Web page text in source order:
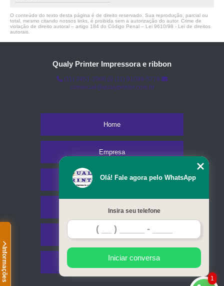
Informações
O conteúdo do texto desta página é de direito reservado. Sua reprodução, parcial ou
total, mesmo citando nossos links, é proibida sem a autorização do autor. Crime de
violação de direito autoral – artigo 184 do Código Penal – Lei 9610/98 - Lei de direitos
autorais
Qualy Printer Impressora e ribbon
(11) 3451-3366
(11) 91098-5778
comercial@qualyprinter.com.br
Home
Empresa
Missão
Serviços
Contato
Mapa do site
1
Olá! Fale agora pelo WhatsApp
Insira seu telefone
Iniciar conversa